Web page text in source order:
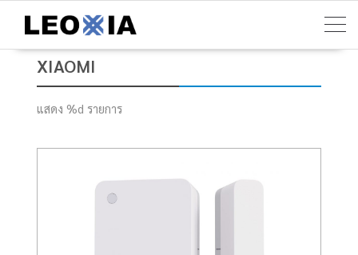
content
XIAOMI
แสดง %d รายการ